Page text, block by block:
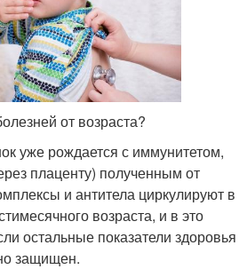
от возраста?
уже рождается с иммунитетом,
плаценту) полученным от
и антитела циркулируют в
возраста, и в это
остальные показатели здоровья
защищен.